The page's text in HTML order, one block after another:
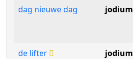
dag nieuwe dag
jodium
de lifter
jodium